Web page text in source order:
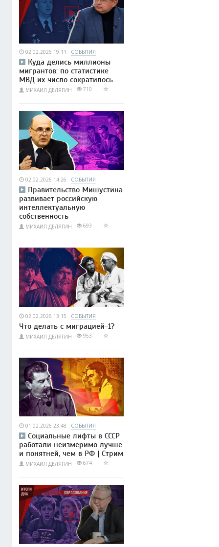
02.02.2026 19:11 СОБЫТИЯ
Куда делись миллионы
мигрантов: по статистике
МВД их число сократилось
МИХАИЛ ДЕЛЯГИН 710
02.02.2026 14:26 СОБЫТИЯ
Правительство Мишустина
развивает российскую
интеллектуальную
собственность
МИХАИЛ ДЕЛЯГИН 693
02.02.2026 13:15 СОБЫТИЯ
Что делать с миграцией-1?
МИХАИЛ ДЕЛЯГИН 953
01.02.2026 23:48 СОБЫТИЯ
Социальные лифты в СССР
работали неизмеримо лучше
и понятней, чем в РФ | Стрим
МИХАИЛ ДЕЛЯГИН 674